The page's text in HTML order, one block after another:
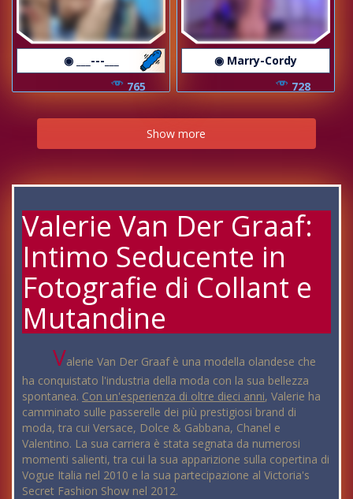
◉ ___---___
765
◉ Marry-Cordy
728
Show more
Valerie Van Der Graaf:
Intimo Seducente in
Fotografie di Collant e
Mutandine
Valerie Van Der Graaf è una modella olandese che
ha conquistato l'industria della moda con la sua bellezza
spontanea. Con un'esperienza di oltre dieci anni, Valerie ha
camminato sulle passerelle dei più prestigiosi brand di
moda, tra cui Versace, Dolce & Gabbana, Chanel e
Valentino. La sua carriera è stata segnata da numerosi
momenti salienti, tra cui la sua apparizione sulla copertina di
Vogue Italia nel 2010 e la sua partecipazione al Victoria's
Secret Fashion Show nel 2012.